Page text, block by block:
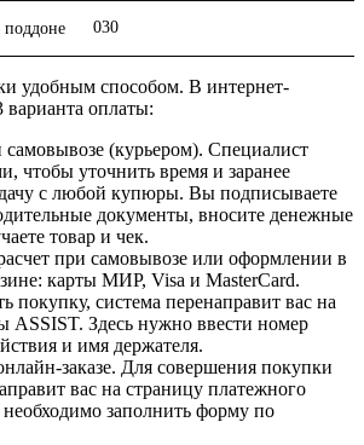
поддоне 030
удобным способом. В интернет-
варианта оплаты:
(курьером). Специалист
чтобы уточнить время и заранее
с любой купюры. Вы подписываете
документы, вносите денежные
товар и чек.
при самовывозе или оформлении в
карты МИР, Visa и MasterCard.
покупку, система перенаправит вас на
ASSIST. Здесь нужно ввести номер
и имя держателя.
заказе. Для совершения покупки
вас на страницу платежного
необходимо заполнить форму по